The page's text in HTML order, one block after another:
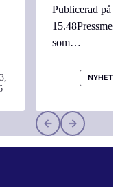
Publicerad på
som…